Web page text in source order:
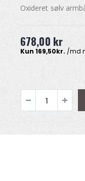
Oxideret sølv
678,00 kr